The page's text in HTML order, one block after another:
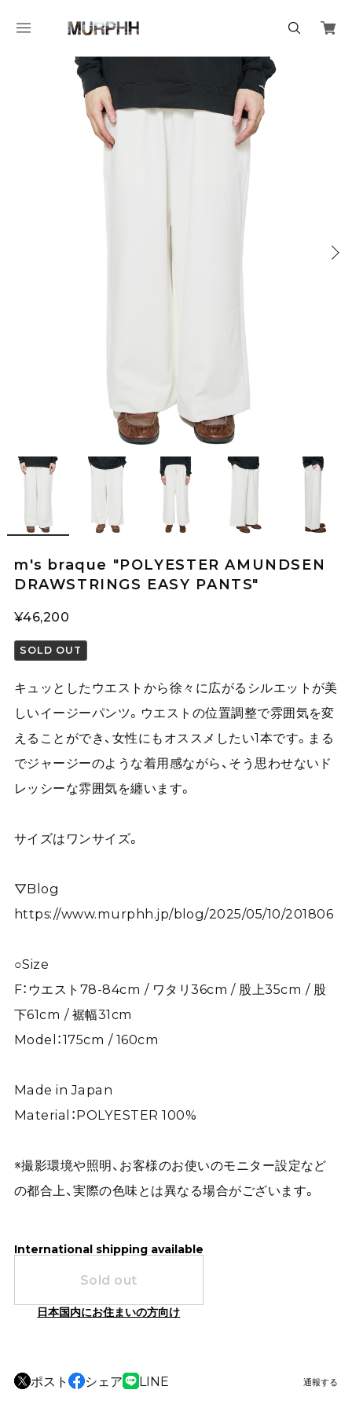
m's braque "POLYESTER AMUNDSEN
DRAWSTRINGS EASY PANTS"
¥46,200
SOLD OUT
キュッとしたウエストから徐々に広がるシルエットが美
しいイージーパンツ。ウエストの位置調整で雰囲気を変
えることができ、女性にもオススメしたい1本です。まる
でジャージーのような着用感ながら、そう思わせないド
レッシーな雰囲気を纏います。
サイズはワンサイズ。
▽Blog
https://www.murphh.jp/blog/2025/05/10/201806
○Size
F：ウエスト78-84cm / ワタリ36cm / 股上35cm / 股
下61cm / 裾幅31cm
Model：175cm / 160cm
Made in Japan
Material：POLYESTER 100%
※撮影環境や照明、お客様のお使いのモニター設定など
の都合上、実際の色味とは異なる場合がございます。
International shipping available
Sold out
日本国内にお住まいの方向け
ポスト シェア LINE 通報する